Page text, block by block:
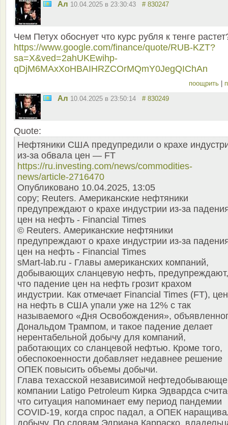
Ал 10.04.2025 в 23:30:43 # 830247
Чем Петух обоснует что курс рубля к тенге
https://www.google.com/finance/quote/RUB-KZT?
sa=X&ved=2ahUKEwihp-
qDjM6MAxXoHBAIHRZCOrMQmY0JegQIChAn
поощрить
Ал 10.04.2025 в 23:50:14 # 830249
Quote:
Нефтяники США предупредили о крахе
из-за обвала цен — FT
https://ru.investing.com/news/commodities-
news/article-2716470
Опубликовано 10.04.2025, 13:05
copy; Reuters. Американские нефтяники
предупреждают о крахе индустрии из-за
цен на нефть - Financial Times
© Reuters. Американские нефтяники
предупреждают о крахе индустрии из-за
цен на нефть - Financial Times
sMart-lab.ru - Главы американских компаний,
добывающих сланцевую нефть, предупреждают,
что падение цен на нефть грозит крахом
индустрии. Как отмечает Financial Times (FT),
на нефть в США упали уже на 12% с так
называемого «Дня Освобождения»,
Дональдом Трампом, и такое падение делает
нерентабельной добычу для компаний,
работающих со сланцевой нефтью. Кроме того,
обеспокоенности добавляет недавнее решение
ОПЕК повысить объемы добычи.
Глава техасской независимой
компании Latigo Petroleum Кирка Эдвардса
что ситуация напоминает ему период пандемии
COVID-19, когда спрос падал, а ОПЕК